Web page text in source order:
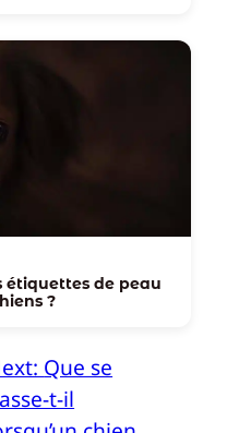
étiquettes de peau
?
Que se
t-il